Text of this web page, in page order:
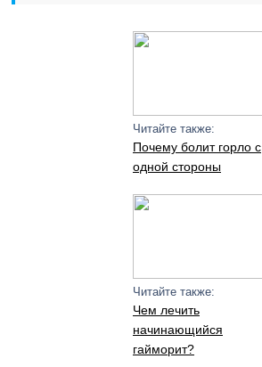
Читайте также:
Почему болит горло с
одной стороны
Читайте также:
Чем лечить
начинающийся
гайморит?